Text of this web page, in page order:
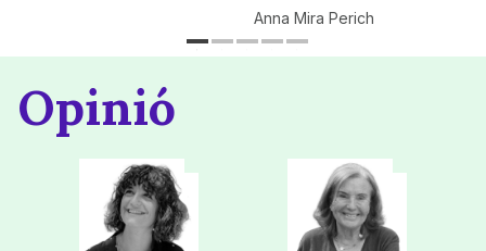
Anna Mira Perich
Opinió